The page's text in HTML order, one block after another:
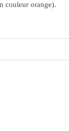
couleur orange).